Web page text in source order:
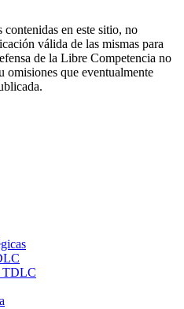
en este sitio, no
válida de las mismas para
de la Libre Competencia no
omisiones que eventualmente
TDLC